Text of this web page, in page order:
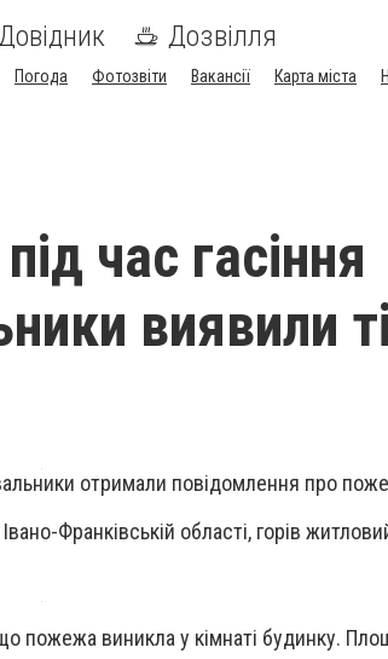
Дозвілля
Погода Фотозвіти Вакансії Карта міста
час гасіння
виявили
отримали повідомлення про
Франківській області, горів
пожежа виникла у кімнаті будинку.